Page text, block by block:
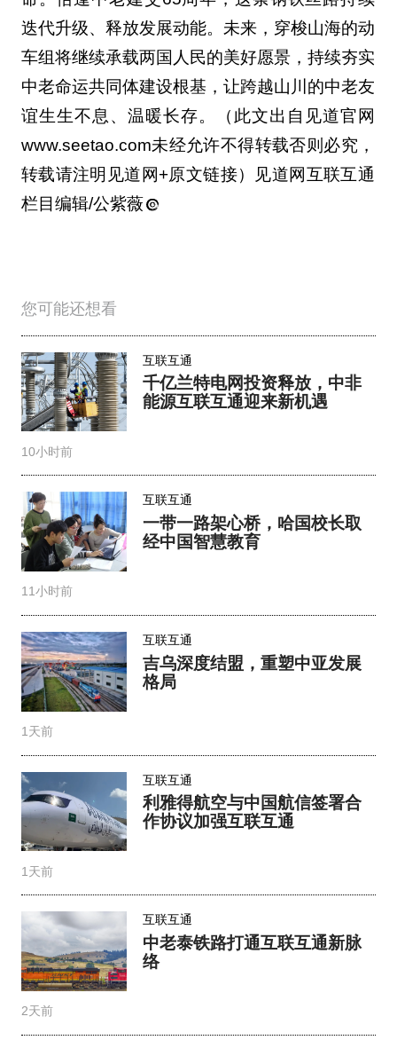
迭代升级、释放发展动能。未来，穿梭山海的动
车组将继续承载两国人民的美好愿景，持续夯实
中老命运共同体建设根基，让跨越山川的中老友
谊生生不息、温暖长存。（此文出自见道官网
www.seetao.com未经允许不得转载否则必究，
转载请注明见道网+原文链接）见道网互联互通
栏目编辑/公紫薇
您可能还想看
互联互通
千亿兰特电网投资释放，中非
能源互联互通迎来新机遇
10小时前
互联互通
一带一路架心桥，哈国校长取
经中国智慧教育
11小时前
互联互通
吉乌深度结盟，重塑中亚发展
格局
1天前
互联互通
利雅得航空与中国航信签署合
作协议加强互联互通
1天前
互联互通
中老泰铁路打通互联互通新脉
络
2天前